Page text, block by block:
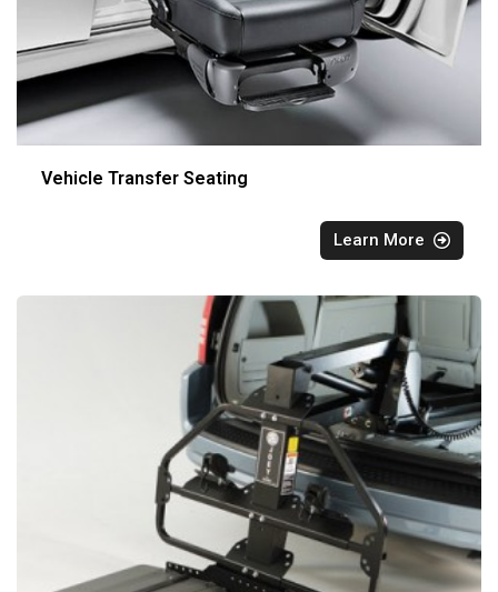
Vehicle Transfer Seating
Learn More